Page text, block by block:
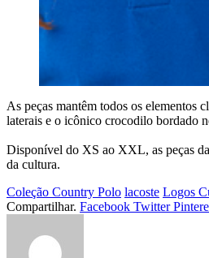
As peças mantêm todos os elementos
laterais e o icônico crocodilo bordado
Disponível do XS ao XXL, as peças
da cultura.
Coleção Country Polo lacoste Logos
Compartilhar. Facebook Twitter